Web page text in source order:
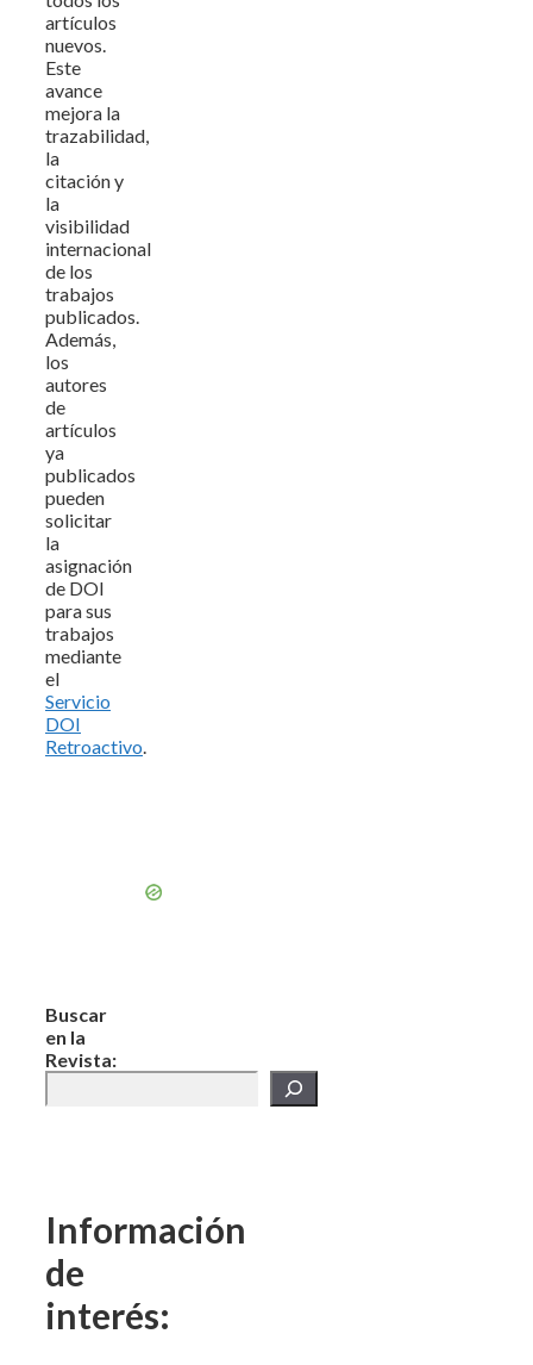
artículos
nuevos.
Este
avance
mejora la
trazabilidad,
la
citación y
la
visibilidad
internacional
de los
trabajos
publicados.
Además,
los
autores
de
artículos
ya
publicados
pueden
solicitar
la
asignación
de DOI
para sus
trabajos
mediante
el
Servicio
DOI
Retroactivo.
Buscar
en la
Revista:
Información
de
interés: